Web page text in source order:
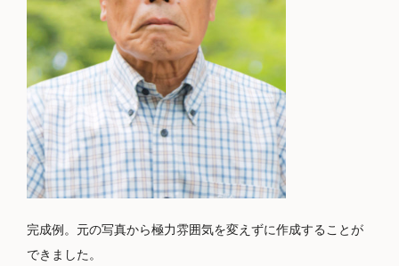
完成例。元の写真から極力雰囲気を変えずに作成することが
できました。